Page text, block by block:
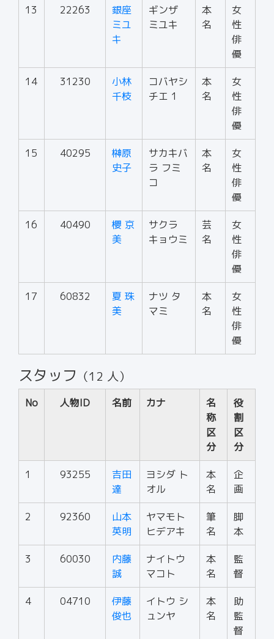
13 22263
銀座
ミユ
キ
ギンザ
ミユキ
本
名
女
性
俳
優
14 31230
小林
千枝
コバヤシ
チエ 1
本
名
女
性
俳
優
15 40295
榊原
史子
サカキバ
ラ フミ
コ
本
名
女
性
俳
優
16 40490
櫻 京
美
サクラ
キョウミ
芸
名
女
性
俳
優
17 60832
夏 珠
美
ナツ タ
マミ
本
名
女
性
俳
優
スタッフ （12 人）
No 人物ID 名前 カナ
名
称
区
分
役
割
区
分
1 93255
吉田
達
ヨシダ ト
オル
本
名
企
画
2 92360
山本
英明
ヤマモト
ヒデアキ
筆
名
脚
本
3 60030
内藤
誠
ナイトウ
マコト
本
名
監
督
4 04710
伊藤
俊也
イトウ シ
ュンヤ
本
名
助
監
督